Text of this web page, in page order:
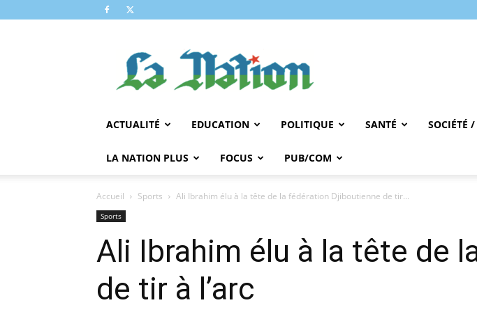
NATION
ACTUALITÉ EDUCATION POLITIQUE SANTÉ SOCIÉTÉ
LA NATION PLUS FOCUS PUB/COM
Accueil Sports Ali Ibrahim élu à la tête de la fédération Djiboutienne de tir...
Sports
Ali Ibrahim élu à la tête de
de tir à l’arc